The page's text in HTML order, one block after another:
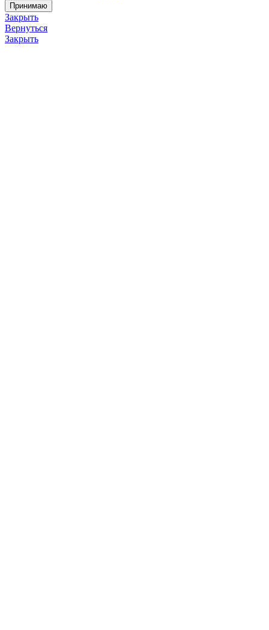
Принимаю
Закрыть
Вернуться
Закрыть